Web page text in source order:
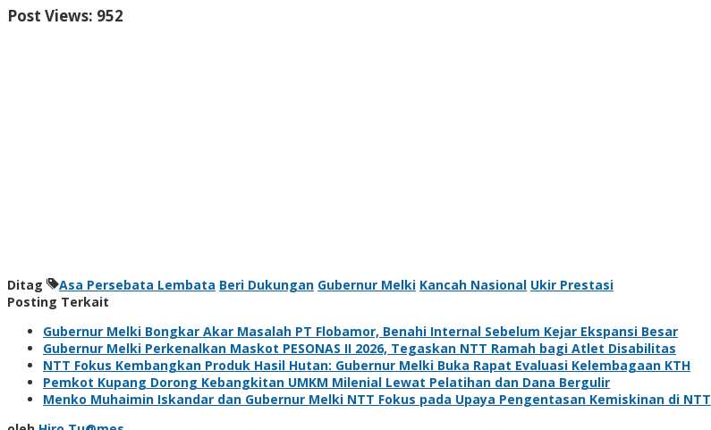
Post Views: 952
Ditag Asa Persebata Lembata Beri Dukungan Gubernur Melki Kancah Nasional Ukir Prestasi
Posting Terkait
Gubernur Melki Bongkar Akar Masalah PT Flobamor, Benahi Internal Sebelum Kejar Ekspansi Besar
Gubernur Melki Perkenalkan Maskot PESONAS II 2026, Tegaskan NTT Ramah bagi Atlet Disabilitas
NTT Fokus Kembangkan Produk Hasil Hutan: Gubernur Melki Buka Rapat Evaluasi Kelembagaan KTH
Pemkot Kupang Dorong Kebangkitan UMKM Milenial Lewat Pelatihan dan Dana Bergulir
Menko Muhaimin Iskandar dan Gubernur Melki NTT Fokus pada Upaya Pengentasan Kemiskinan di NTT